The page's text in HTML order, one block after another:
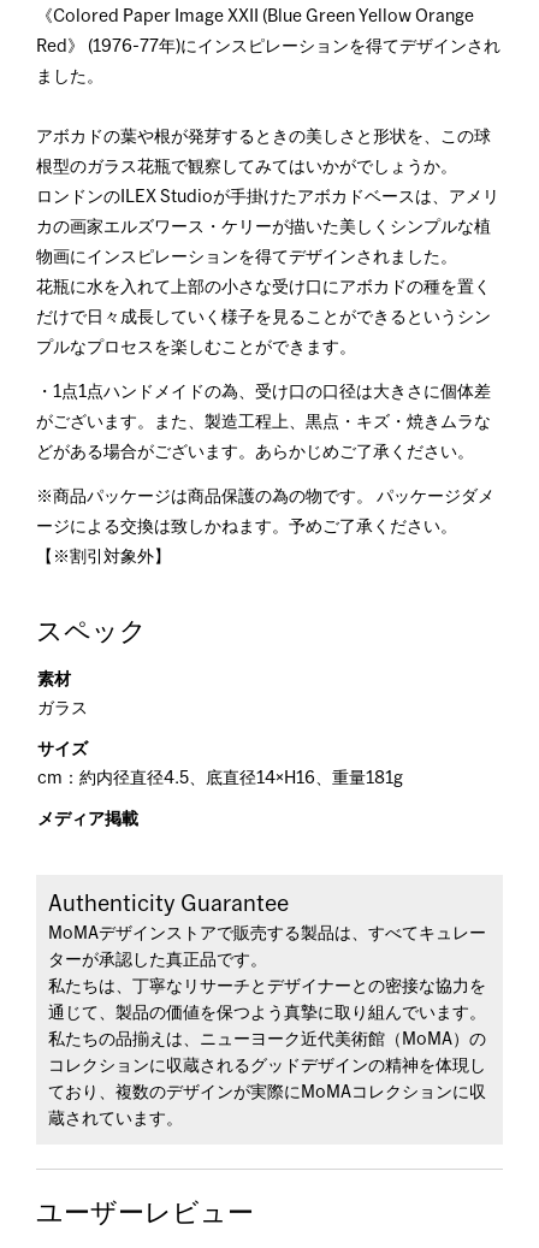
《Colored Paper Image XXII (Blue Green Yellow Orange
Red》 (1976-77年)にインスピレーションを得てデザインされ
ました。
アボカドの葉や根が発芽するときの美しさと形状を、この球
根型のガラス花瓶で観察してみてはいかがでしょうか。
ロンドンのILEX Studioが手掛けたアボカドベースは、アメリ
カの画家エルズワース・ケリーが描いた美しくシンプルな植
物画にインスピレーションを得てデザインされました。
花瓶に水を入れて上部の小さな受け口にアボカドの種を置く
だけで日々成長していく様子を見ることができるというシン
プルなプロセスを楽しむことができます。
・1点1点ハンドメイドの為、受け口の口径は大きさに個体差
がございます。また、製造工程上、黒点・キズ・焼きムラな
どがある場合がございます。あらかじめご了承ください。
※商品パッケージは商品保護の為の物です。 パッケージダメ
ージによる交換は致しかねます。予めご了承ください。
【※割引対象外】
スペック
素材
ガラス
サイズ
cm：約内径直径4.5、底直径14×H16、重量181g
メディア掲載
Authenticity Guarantee
MoMAデザインストアで販売する製品は、すべてキュレー
ターが承認した真正品です。
私たちは、丁寧なリサーチとデザイナーとの密接な協力を
通じて、製品の価値を保つよう真摯に取り組んでいます。
私たちの品揃えは、ニューヨーク近代美術館（MoMA）の
コレクションに収蔵されるグッドデザインの精神を体現し
ており、複数のデザインが実際にMoMAコレクションに収
蔵されています。
ユーザーレビュー